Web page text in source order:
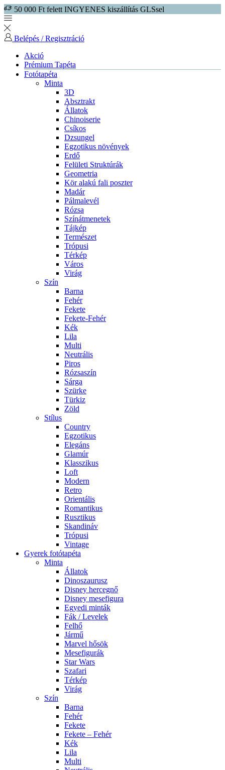
50 000 Ft felett INGYENES kiszállítás GLSsel
Belépés / Regisztráció
Akció
Prémium Tapéta
Fotótapéta
Minta
3D
Absztrakt
Állatok
Chinoiserie
Csíkos
Dzsungel
Egzotikus növények
Erdő
Felületi Struktúrák
Geometria
Kör alakú fali poszter
Madár
Pálmalevél
Rózsa
Színátmenetek
Tájkép
Természet
Trópusi
Térkép
Város
Virág
Szín
Barna
Fehér
Fekete
Fekete-Fehér
Kék
Lila
Multi
Neutrális
Piros
Rózsaszín
Sárga
Szürke
Türkiz
Zöld
Stílus
Country
Egzotikus
Elegáns
Glamúr
Klasszikus
Loft
Modern
Retro
Orientális
Romantikus
Rusztikus
Skandináv
Trópusi
Vintage
Gyerek fotótapéta
Minta
Állatok
Dinoszaurusz
Disney hercegnő
Disney mesefigura
Egyedi minták
Fák / Levelek
Felhő
Jármű
Marvel hősök
Mesefigurák
Star Wars
Szafari
Térkép
Virág
Szín
Barna
Fehér
Fekete
Fekete – Fehér
Kék
Lila
Multi